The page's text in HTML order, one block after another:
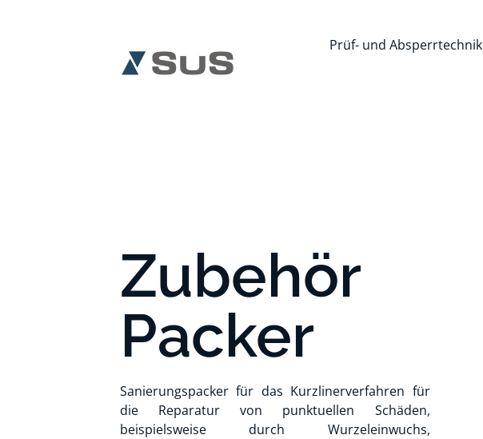
Prüf- und Absperrtechnik
Zubehör
Packer
Sanierungspacker für das Kurzlinerverfahren für
die Reparatur von punktuellen Schäden,
beispielsweise durch Wurzeleinwuchs,